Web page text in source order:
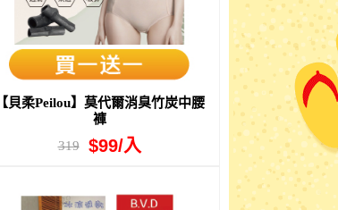
【貝柔Peilou】莫代爾消臭竹炭中腰
褲
319
$99/入